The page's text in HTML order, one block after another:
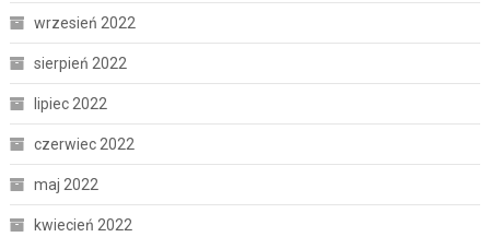
wrzesień 2022
sierpień 2022
lipiec 2022
czerwiec 2022
maj 2022
kwiecień 2022